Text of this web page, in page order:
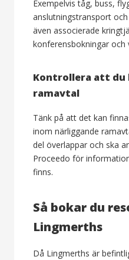
Exempelvis tåg, buss,
anslutningstransport
även associerade
konferensbokningar och
Kontrollera att
ramavtal
Tänk på att det kan
inom närliggande
del överlappar och ska
Proceedo för
finns.
Så bokar du
Lingmerths
Då Lingmerths är